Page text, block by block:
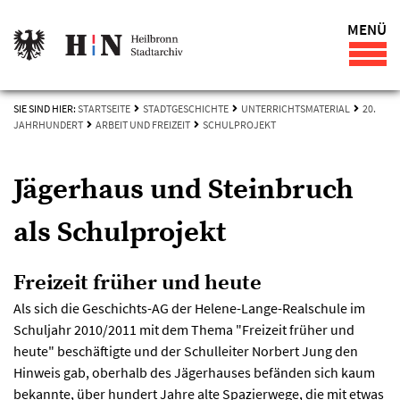
MENÜ
SIE SIND HIER: STARTSEITE STADTGESCHICHTE UNTERRICHTSMATERIAL
20.
JAHRHUNDERT
ARBEIT UND FREIZEIT SCHULPROJEKT
Jägerhaus und Steinbruch
als Schulprojekt
Freizeit früher und heute
Als sich die Geschichts-AG der Helene-Lange-Realschule im
Schuljahr 2010/2011 mit dem Thema "Freizeit früher und
heute" beschäftigte und der Schulleiter Norbert Jung den
Hinweis gab, oberhalb des Jägerhauses befänden sich kaum
bekannte, über hundert Jahre alte Spazierwege, die mit etwas